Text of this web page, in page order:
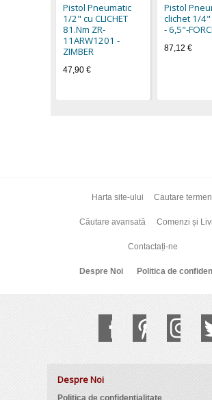
Pistol Pneumatic
1/2" cu CLICHET
81.Nm ZR-
11ARW1201 -
ZIMBER
47,90 €
Pistol
clichet 1/
- 6,5"-
87,12 €
Harta site-ului Cautare
Căutare avansată Comenzi și
Contactați-ne
Despre Noi Politica de
Despre Noi
Politica de confidențialitate